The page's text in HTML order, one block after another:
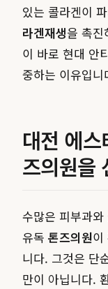
있는 콜라겐이
라겐재생을 촉진
이 바로 현대 안
중하는 이유입니
대전 에
즈의원을
수많은 피부과
유독 톤즈의원이
니다. 그것은 단
만이 아닙니다.